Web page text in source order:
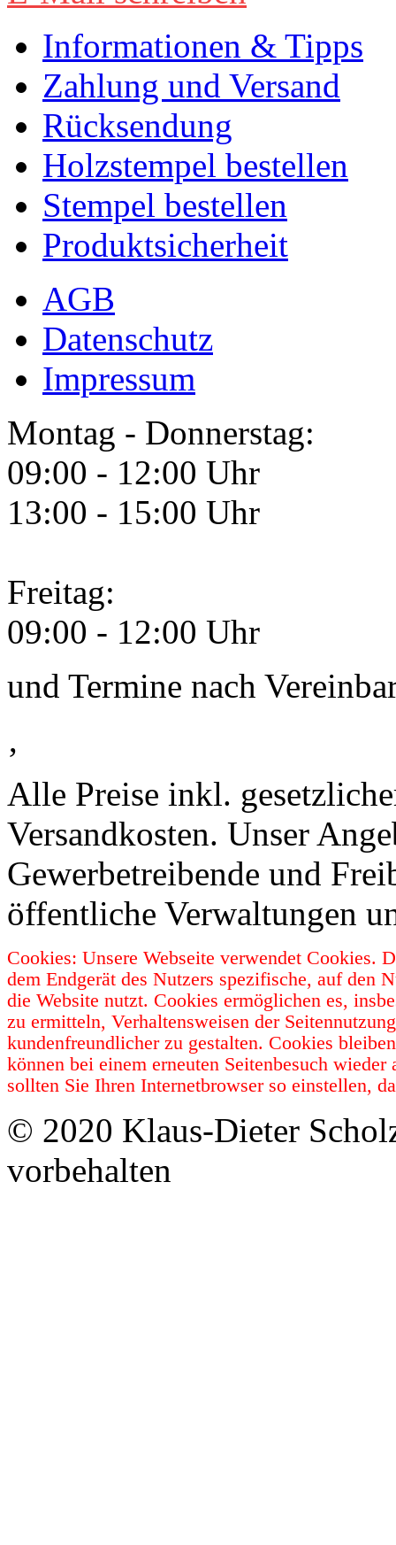
Informationen & Tipps
Zahlung und Versand
Rücksendung
Holzstempel bestellen
Stempel bestellen
Produktsicherheit
AGB
Datenschutz
Impressum
Montag - Donnerstag:
09:00 - 12:00 Uhr
13:00 - 15:00 Uhr
Freitag:
09:00 - 12:00 Uhr
und Termine nach
‚
Alle Preise inkl.
Versandkosten. Unser
Gewerbetreibende und
öffentliche Verwaltungen
Cookies: Unsere Webseite verwendet Cookies.
dem Endgerät des Nutzers spezifische, auf den
die Website nutzt. Cookies ermöglichen es,
zu ermitteln, Verhaltensweisen der
kundenfreundlicher zu gestalten. Cookies
können bei einem erneuten Seitenbesuch
sollten Sie Ihren Internetbrowser so einstellen,
© 2020 Klaus-Dieter
vorbehalten